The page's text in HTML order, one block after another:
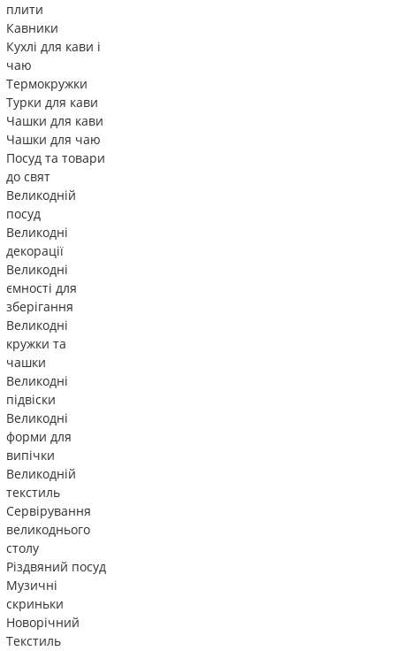
плити
Кавники
Кухлі для кави і
чаю
Термокружки
Турки для кави
Чашки для кави
Чашки для чаю
Посуд та товари
до свят
Великодній
посуд
Великодні
декорації
Великодні
ємності для
зберігання
Великодні
кружки та
чашки
Великодні
підвіски
Великодні
форми для
випічки
Великодній
текстиль
Сервірування
великоднього
столу
Різдвяний посуд
Музичні
скриньки
Новорічний
Текстиль